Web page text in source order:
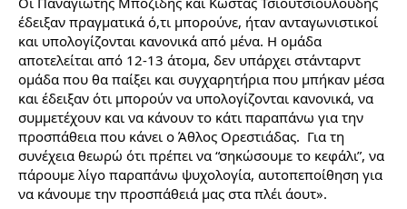
έδειξαν πραγματικά ό,τι μπορούνε, ήταν ανταγωνιστικοί
και υπολογίζονται κανονικά από μένα. Η ομάδα
αποτελείται από 12-13 άτομα, δεν υπάρχει στάνταρντ
ομάδα που θα παίξει και συγχαρητήρια που μπήκαν μέσα
και έδειξαν ότι μπορούν να υπολογίζονται κανονικά, να
συμμετέχουν και να κάνουν το κάτι παραπάνω για την
προσπάθεια που κάνει ο Άθλος Ορεστιάδας.  Για τη
συνέχεια θεωρώ ότι πρέπει να “σηκώσουμε το κεφάλι”, να
πάρουμε λίγο παραπάνω ψυχολογία, αυτοπεποίθηση για
να κάνουμε την προσπάθειά μας στα πλέι άουτ».